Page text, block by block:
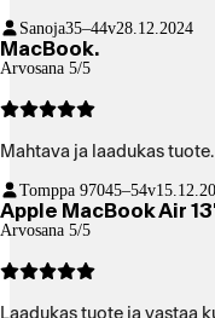
Sanoja35–44v28.12.2024
MacBook.
Arvosana 5/5
Mahtava ja laadukas
Tomppa 97045–54v
Apple MacBook Air
Arvosana 5/5
Laadukas tuote ja vastaa